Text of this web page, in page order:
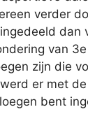
verder
dan
van
zijn die
er met
bent